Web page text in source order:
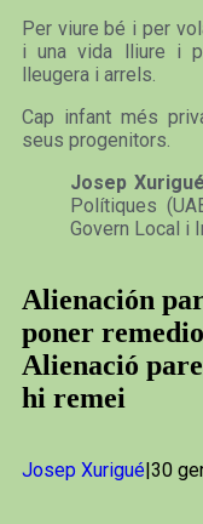
Per viure bé i per
i una vida lliure i
lleugera i arrels.
Cap infant més
seus progenitors.
Josep
Polítiques
Govern Local i
Alienación
poner remedio
Alienació
hi remei
Josep Xurigué |30